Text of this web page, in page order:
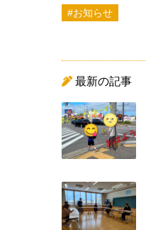
#お知らせ
最新の記事